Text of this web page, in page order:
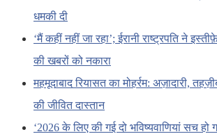
धमकी दी
‘मैं कहीं नहीं जा रहा’; ईरानी राष्ट्रपति ने
की खबरों को नकारा
महमूदाबाद रियासत का मोहर्रम: अज़ादारी,
की जीवित दास्तान
‘2026 के लिए की गई दो भविष्यवाणियां सच